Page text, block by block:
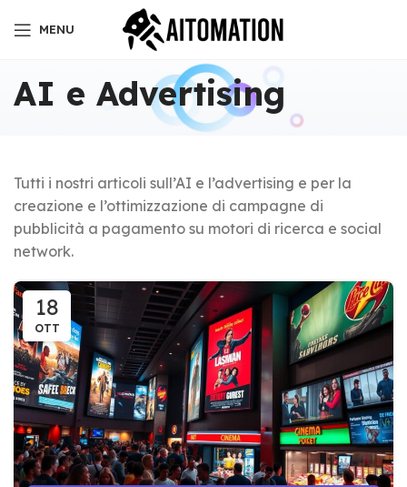
MENU
AI e Advertising
Tutti i nostri articoli sull’AI e l’advertising e per la
creazione e l’ottimizzazione di campagne di
pubblicità a pagamento su motori di ricerca e social
network.
18
OTT